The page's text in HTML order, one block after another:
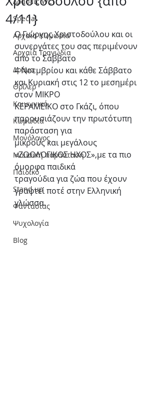
Special
Αρχαία Κωμωδία
Αρχαία Τραγωδία
Δράμα
Θρίλερ
Κοινωνικό
Κωμωδία
Μονόλογος
Μουσική παράσταση
Παιδικό
Stand up
Φαντασίας
Ψυχολογία
Blog
4/11}
Ο Γιώργης Χριστοδούλου και οι
συνεργάτες του σας περιμένουν
από το Σάββατο
4 Νοεμβρίου και κάθε Σάββατο
και Κυριακή στις 12 το μεσημέρι
στον ΜΙΚΡΟ
ΚΕΡΑΜΕΙΚΟ στο Γκάζι, όπου
παρουσιάζουν την πρωτότυπη
παράσταση για
μικρούς και μεγάλους
«ΖΩΟΛΟΓΙΚΟΣ ΗΧΟΣ»,με τα πιο
όμορφα παιδικά
τραγούδια για ζώα που έχουν
γραφτεί ποτέ στην Ελληνική
γλώσσα.